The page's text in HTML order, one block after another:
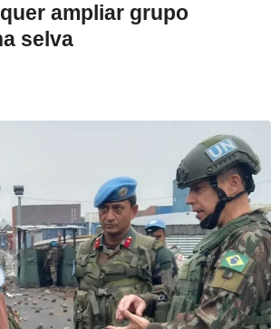
ampliar grupo
selva